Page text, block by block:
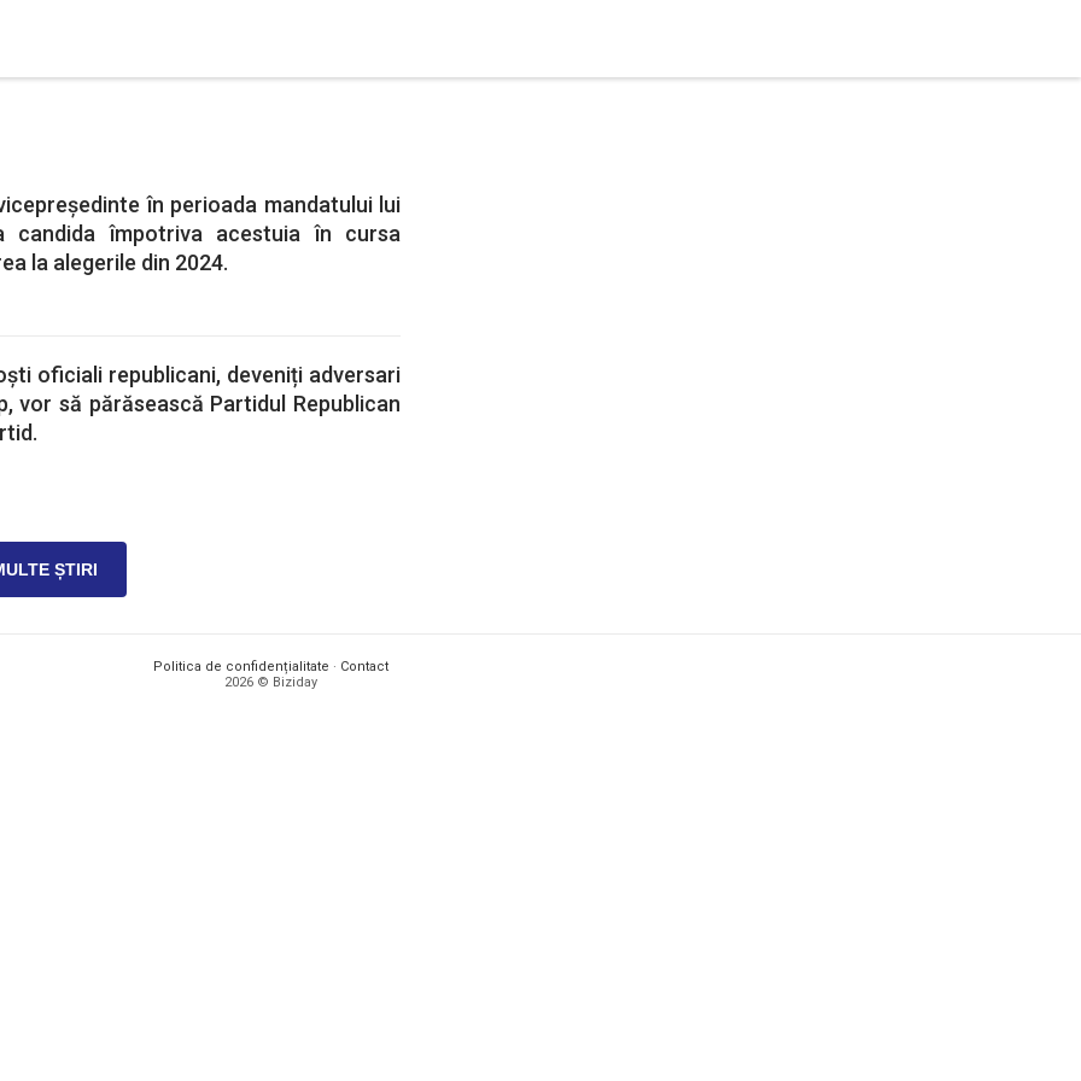
în perioada mandatului lui
candida împotriva acestuia în cursa
la alegerile din 2024.
oficiali republicani, deveniți adversari
vor să părăsească Partidul Republican
ȘTIRI
Politica de confidențialitate · Contact
2026 © Biziday